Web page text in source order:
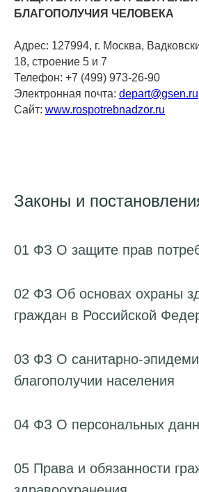
БЛАГОПОЛУЧИЯ ЧЕЛОВЕКА
Адрес: 127994, г. Москва,
18, строение 5 и 7
Телефон: +7 (499) 973-26-90
Электронная почта: depart@gsen.ru
Сайт: www.rospotrebnadzor.ru
Законы и
01 ФЗ О защите прав
02 ФЗ Об основах охраны
граждан в Российской
03 ФЗ О санитарно-
благополучии населения
04 ФЗ О персональных
05 Права и обязанности